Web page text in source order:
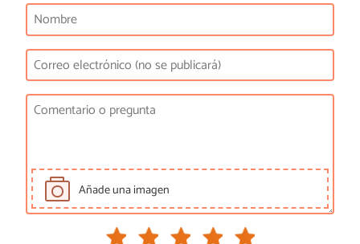
Añade una imagen